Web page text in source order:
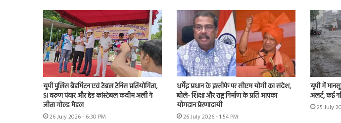
यूपी पुलिस बैडमिंटन एवं टेबल टेनिस प्रतियोगिता,
SI वरुण पंवार और हेड कांस्टेबल कदीम अली ने
जीता गोल्ड मेडल
26 July 2026 - 6:30 PM
धर्मेंद्र प्रधान के इस्तीफे पर सीएम योगी का संदेश,
बोले- शिक्षा और राष्ट्र निर्माण के प्रति आपका
योगदान प्रेरणादायी
26 July 2026 - 1:54 PM
यूपी में
अलर्ट, कई
25 July